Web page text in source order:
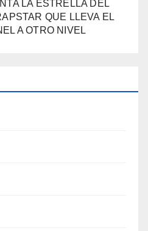
LA ESTRELLA DEL
QUE LLEVA EL
A OTRO NIVEL